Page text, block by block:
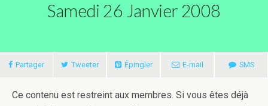
Samedi 26 Janvier 2008
Partager Tweeter Épingler E-mail SMS
Ce contenu est restreint aux membres. Si vous êtes déjà